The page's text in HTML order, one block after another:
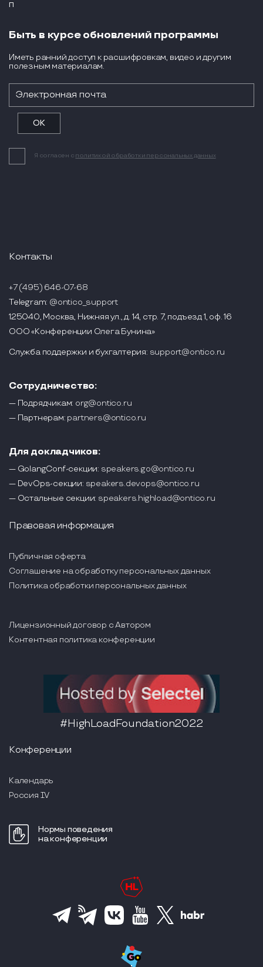
Быть в курсе обновлений программы
Иметь ранний доступ к расшифровкам, видео и другим
полезным материалам.
Я согласен с политикой обработки персональных данных
Контакты
+7 (495) 646-07-68
Telegram: @ontico_support
125040, Москва, Нижняя ул., д. 14, стр. 7, подъезд 1, оф. 16
ООО «Конференции Олега Бунина»
Служба поддержки и бухгалтерия: support@ontico.ru
Сотрудничество:
— Подрядчикам: org@ontico.ru
— Партнерам: partners@ontico.ru
Для докладчиков:
— GolangConf-секции: speakers.go@ontico.ru
— DevOps-секции: speakers.devops@ontico.ru
— Остальные секции: speakers.highload@ontico.ru
Конференции
Календарь
Россия IV
Нормы поведения
на конференции
Правовая информация
Публичная оферта
Соглашение на обработку персональных данных
Политика обработки персональных данных
Лицензионный договор с Автором
Контентная политика конференции
#HighLoadFoundation2022